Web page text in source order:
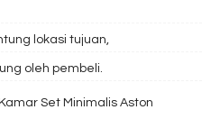
lokasi tujuan,
oleh pembeli.
Set Minimalis Aston